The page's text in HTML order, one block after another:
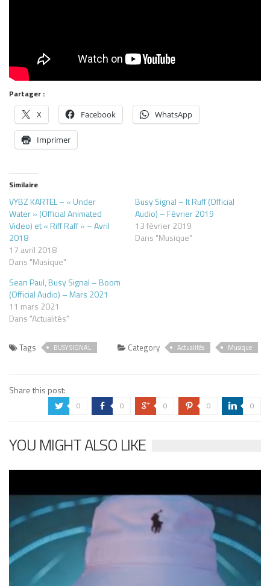
Partager :
X Facebook WhatsApp
Imprimer
Similaire
VYBZ KARTEL – « Under
Water » (Official Animated
Video) et « Riff Raff » – Avril
2018
17 avril 2018
Dans "Musique"
Busy Signal – It Ruff (Official
Audio) – Février 2019
13 février 2019
Dans "Musique"
Sean Paul, Busy Signal – Boom
(Official Audio) – Mars 2021
11 mars 2021
Dans "Actualités"
Tags BUSY SIGNAL Category Actualités Musique
Share this post:
a 0 b 0 c 0 d 0 j 0
YOU MIGHT ALSO LIKE